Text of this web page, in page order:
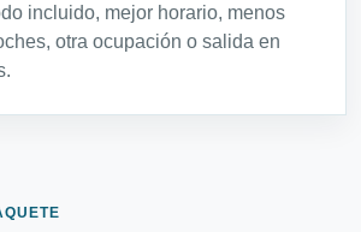
incluido, mejor horario, menos
otra ocupación o salida en